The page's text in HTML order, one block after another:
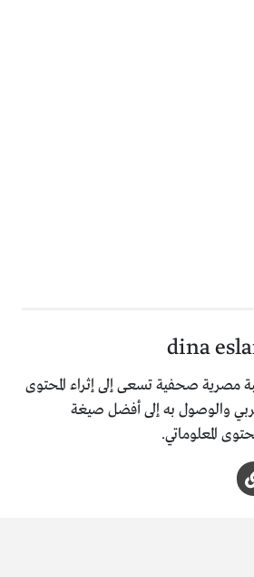
dina
مصرية صحفية تسعى إلى إثراء المحتوى
والوصول به إلى أفضل صيغة
المعلوماتي.